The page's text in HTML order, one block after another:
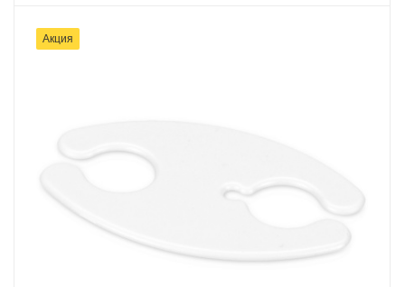
Акция